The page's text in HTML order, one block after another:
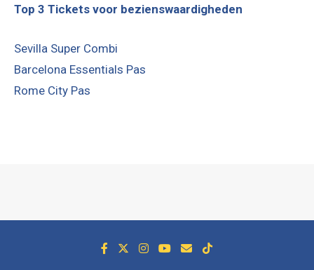
Top 3 Tickets voor bezienswaardigheden
Sevilla Super Combi
Barcelona Essentials Pas
Rome City Pas